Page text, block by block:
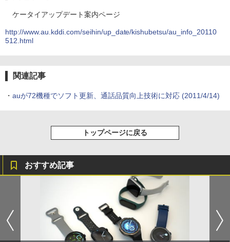
ケータイアップデート案内ページ
http://www.au.kddi.com/seihin/up_date/kishubetsu/au_info_20110
512.html
関連記事
・ auが72機種でソフト更新、通話品質向上技術に対応(2011/4/14)
トップページに戻る
おすすめ記事